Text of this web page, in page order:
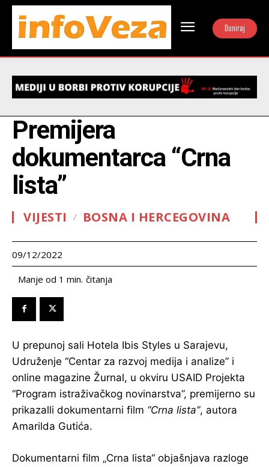
Doniraj
Premijera
dokumentarca “Crna
lista”
VIJESTI BOSNA I HERCEGOVINA
09/12/2022
Manje od 1 min. čitanja
U prepunoj sali Hotela Ibis Styles u Sarajevu,
Udruženje “Centar za razvoj medija i analize” i
online magazine Žurnal, u okviru USAID Projekta
“Program istraživačkog novinarstva”, premijerno su
prikazalli dokumentarni film “Crna lista”, autora
Amarilda Gutića.
Dokumentarni film „Crna lista“ objašnjava razloge